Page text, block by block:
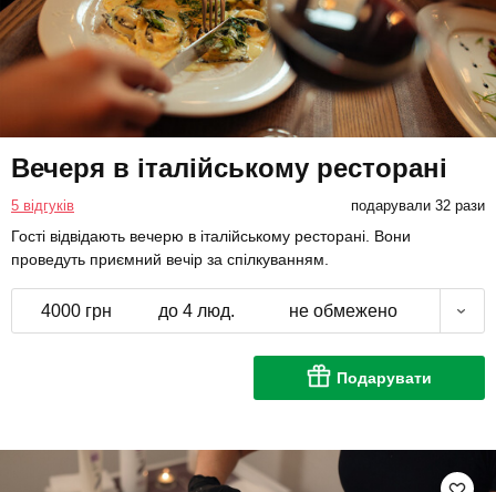
Вечеря в італійському ресторані
5 відгуків подарували 32 рази
Гості відвідають вечерю в італійському ресторані. Вони
проведуть приємний вечір за спілкуванням.
4000 грн до 4 люд. не обмежено
Подарувати